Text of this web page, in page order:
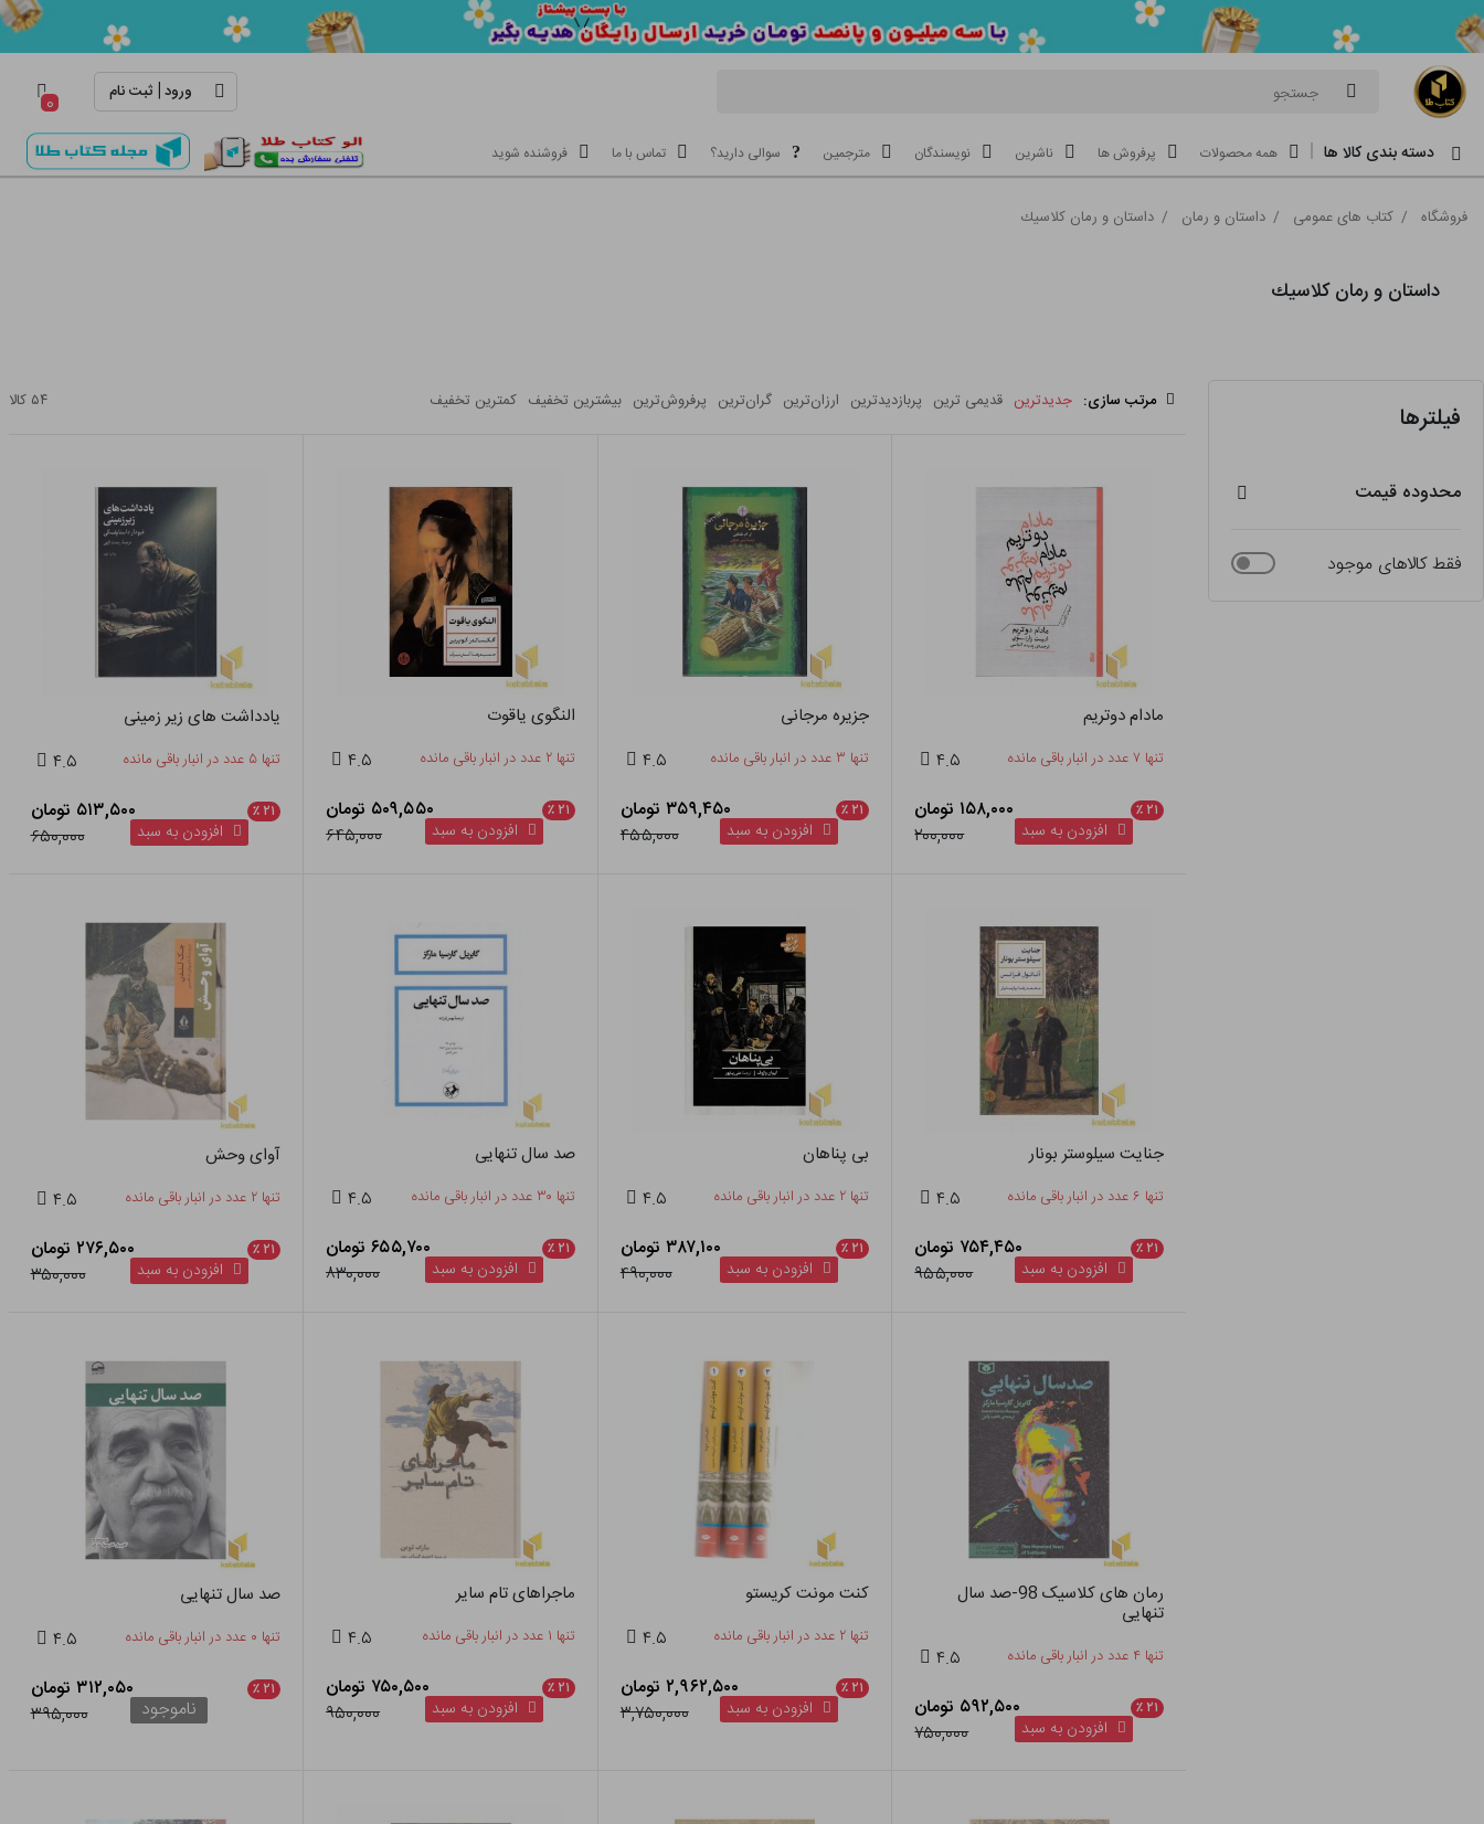
جستجو ورود| ثبت نام ۰
دسته بندی کالا ها همه محصولات پرفروش ها ناشرین نویسندگان مترجمین سوالی دارید؟ تماس با ما فروشنده شوید
فروشگاه / کتاب های عمومی / داستان و رمان / داستان و رمان كلاسيك
داستان و رمان كلاسيك
فیلترها
محدوده قیمت
فقط کالاهای موجود
مرتب سازی: جدیدترین قدیمی ترین پربازدیدترین ارزان‌ترین‌ گران‌ترین‌ پرفروش‌ترین‌ بیشترین تخفیف کمترین تخفیف ۵۴ کالا
مادام دوتریم
تنها ۷ عدد در انبار باقی مانده ۴.۵
۲۱ ٪
۱۵۸,۰۰۰ تومان
۲۰۰,۰۰۰
افزودن به سبد
جزیره مرجانی
تنها ۳ عدد در انبار باقی مانده ۴.۵
۲۱ ٪
۳۵۹,۴۵۰ تومان
۴۵۵,۰۰۰
افزودن به سبد
النگوی یاقوت
تنها ۲ عدد در انبار باقی مانده ۴.۵
۲۱ ٪
۵۰۹,۵۵۰ تومان
۶۴۵,۰۰۰
افزودن به سبد
یادداشت های زیر زمینی
تنها ۵ عدد در انبار باقی مانده ۴.۵
۲۱ ٪
۵۱۳,۵۰۰ تومان
۶۵۰,۰۰۰
افزودن به سبد
جنایت سیلوستر بونار
تنها ۶ عدد در انبار باقی مانده ۴.۵
۲۱ ٪
۷۵۴,۴۵۰ تومان
۹۵۵,۰۰۰
افزودن به سبد
بی پناهان
تنها ۲ عدد در انبار باقی مانده ۴.۵
۲۱ ٪
۳۸۷,۱۰۰ تومان
۴۹۰,۰۰۰
افزودن به سبد
صد سال تنهایی
تنها ۳۰ عدد در انبار باقی مانده ۴.۵
۲۱ ٪
۶۵۵,۷۰۰ تومان
۸۳۰,۰۰۰
افزودن به سبد
آوای وحش
تنها ۲ عدد در انبار باقی مانده ۴.۵
۲۱ ٪
۲۷۶,۵۰۰ تومان
۳۵۰,۰۰۰
افزودن به سبد
رمان های کلاسیک 98-صد سال
تنهایی
تنها ۴ عدد در انبار باقی مانده ۴.۵
۲۱ ٪
۵۹۲,۵۰۰ تومان
۷۵۰,۰۰۰
افزودن به سبد
کنت مونت کریستو
تنها ۲ عدد در انبار باقی مانده ۴.۵
۲۱ ٪
۲,۹۶۲,۵۰۰ تومان
۳,۷۵۰,۰۰۰
افزودن به سبد
ماجراهای تام سایر
تنها ۱ عدد در انبار باقی مانده ۴.۵
۲۱ ٪
۷۵۰,۵۰۰ تومان
۹۵۰,۰۰۰
افزودن به سبد
صد سال تنهایی
تنها ۰ عدد در انبار باقی مانده ۴.۵
۲۱ ٪
۳۱۲,۰۵۰ تومان
۳۹۵,۰۰۰
ناموجود